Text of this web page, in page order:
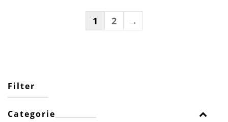
Filter
Categorie
1 2 →